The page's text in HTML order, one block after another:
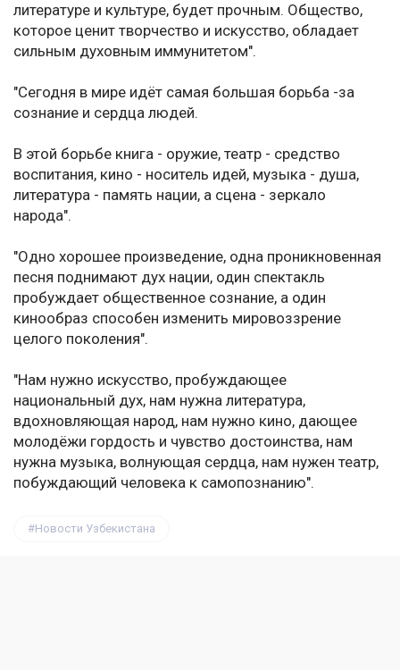
литературе и культуре, будет прочным. Общество,
которое ценит творчество и искусство, обладает
сильным духовным иммунитетом".
"Сегодня в мире идёт самая большая борьба -за
сознание и сердца людей.
В этой борьбе книга - оружие, театр - средство
воспитания, кино - носитель идей, музыка - душа,
литература - память нации, а сцена - зеркало
народа".
"Одно хорошее произведение, одна проникновенная
песня поднимают дух нации, один спектакль
пробуждает общественное сознание, а один
кинообраз способен изменить мировоззрение
целого поколения".
"Нам нужно искусство, пробуждающее
национальный дух, нам нужна литература,
вдохновляющая народ, нам нужно кино, дающее
молодёжи гордость и чувство достоинства, нам
нужна музыка, волнующая сердца, нам нужен театр,
побуждающий человека к самопознанию".
Новости Узбекистана